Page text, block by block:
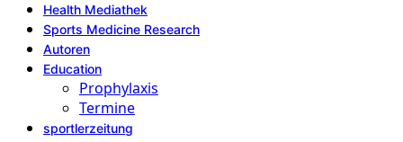
Health Mediathek
Sports Medicine Research
Autoren
Education
Prophylaxis
Termine
sportlerzeitung